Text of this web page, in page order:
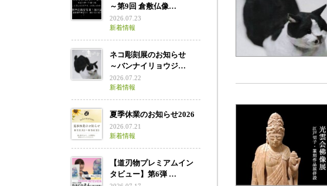
～第9回 倉敷仏像…
2026.07.23
新着情報
ネコ彫刻展のお知らせ
～バンナイリョウジ…
2026.07.22
新着情報
夏季休業のお知らせ2026
2026.07.21
新着情報
【道刃物プレミアムイン
タビュー】第6弾 …